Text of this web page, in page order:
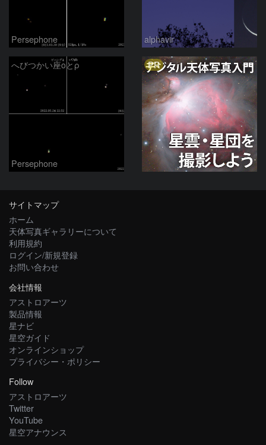
Persephone alphavir
へびつかい座οとρ
Persephone
PR
サイトマップ
ホーム
天体写真ギャラリーについて
利用規約
ログイン/新規登録
お問い合わせ
会社情報
アストロアーツ
製品情報
星ナビ
星空ガイド
オンラインショップ
プライバシー・ポリシー
Follow
アストロアーツ
Twitter
YouTube
星空アナウンス